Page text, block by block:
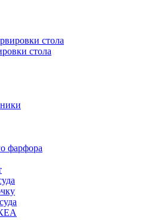
стола
стола
фарфора